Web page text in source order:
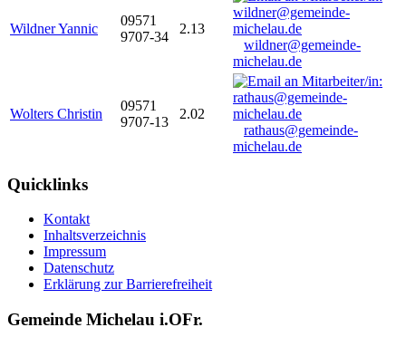
Wildner Yannic
09571
9707-34
2.13
wildner@gemeinde-
michelau.de
Wolters Christin
09571
9707-13
2.02
rathaus@gemeinde-
michelau.de
Quicklinks
Kontakt
Inhaltsverzeichnis
Impressum
Datenschutz
Erklärung zur Barrierefreiheit
Gemeinde Michelau i.OFr.